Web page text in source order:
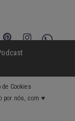
Cookies
por nós, com ♥